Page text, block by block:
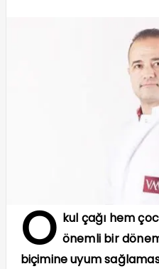
O kul çağı hem
önemli bir
biçimine uyum